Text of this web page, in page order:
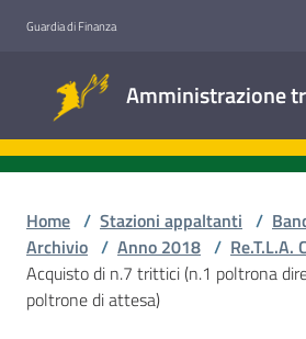
Guardia di Finanza
Amministrazione
trasparente
Accesso
civico
Home / Stazioni appaltanti /
Archivio / Anno 2018 / Re.T.L.A.
Acquisto di n.7 trittici (n.1 poltrona
poltrone di attesa)